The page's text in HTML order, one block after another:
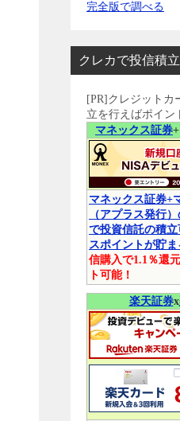
完全版で調べる
クレカで投信積立
[PR]クレジットカ
立を行えばポイン
マネックス証券
マネックス証券+
（アプラス発行
で投資信託の積
スポイントが貯ま
信購入で1.1％還
ト可能！
楽天証券x